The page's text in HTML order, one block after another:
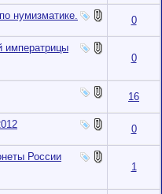
нумизматике. 0
императрицы
0
16
0
России
1